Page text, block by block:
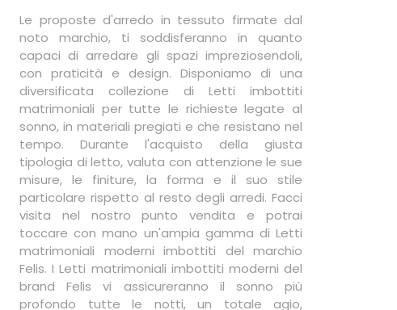
Le proposte d'arredo in tessuto firmate dal
noto marchio, ti soddisferanno in quanto
capaci di arredare gli spazi impreziosendoli,
con praticità e design. Disponiamo di una
diversificata collezione di Letti imbottiti
matrimoniali per tutte le richieste legate al
sonno, in materiali pregiati e che resistano nel
tempo. Durante l'acquisto della giusta
tipologia di letto, valuta con attenzione le sue
misure, le finiture, la forma e il suo stile
particolare rispetto al resto degli arredi. Facci
visita nel nostro punto vendita e potrai
toccare con mano un'ampia gamma di Letti
matrimoniali moderni imbottiti del marchio
Felis. I Letti matrimoniali imbottiti moderni del
brand Felis vi assicureranno il sonno più
profondo tutte le notti, un totale agio,